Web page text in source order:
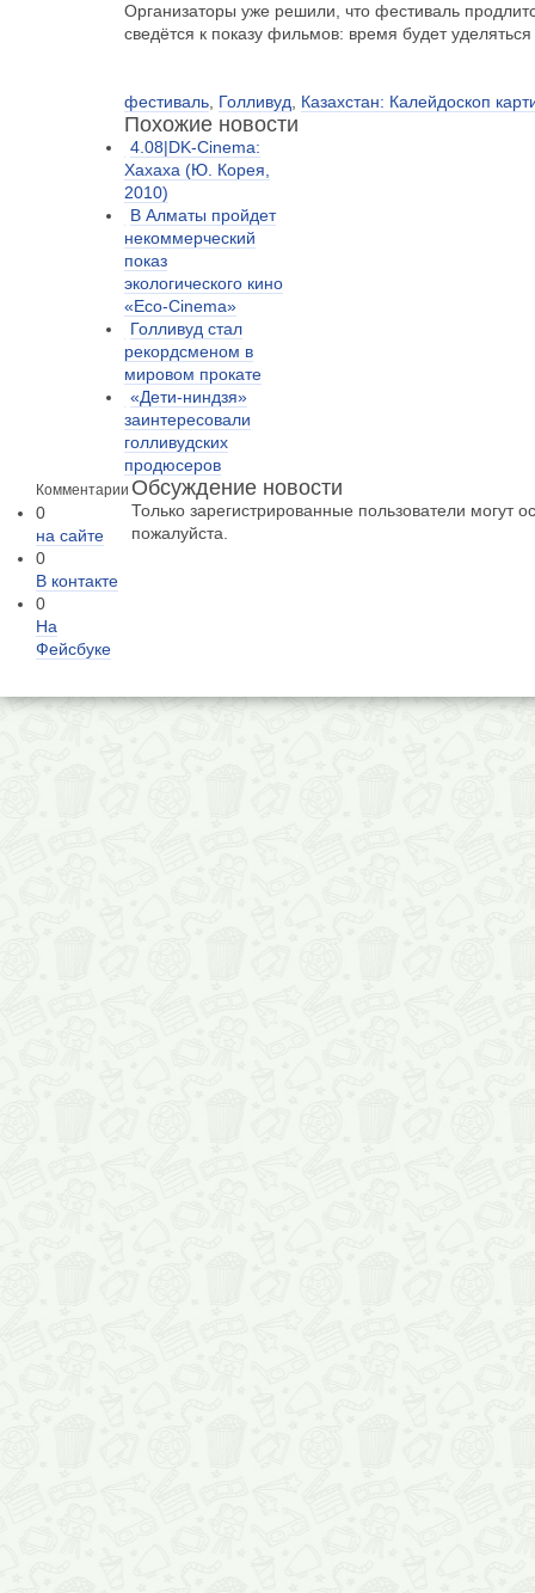
Организаторы уже решили, что фестиваль
сведётся к показу фильмов: время будет
фестиваль, Голливуд Казахстан: Калейдоскоп
Похожие новости
4.08|DK-Cinema:
Хахаха (Ю. Корея,
2010)
В Алматы пройдет
некоммерческий
показ
экологического кино
«Eco-Cinema»
Голливуд стал
рекордсменом в
мировом прокате
«Дети-ниндзя»
заинтересовали
голливудских
продюсеров
Комментарии
0
на сайте
0
В контакте
0
На
Фейсбуке
Обсуждение новости
Только зарегистрированные пользователи могут
пожалуйста.